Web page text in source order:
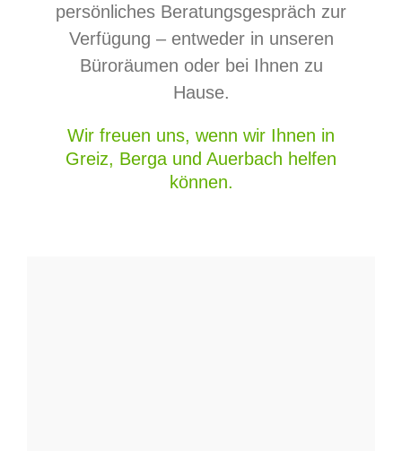
persönliches Beratungsgespräch zur
Verfügung – entweder in unseren
Büroräumen oder bei Ihnen zu
Hause.
Wir freuen uns, wenn wir Ihnen in
Greiz, Berga und Auerbach helfen
können.